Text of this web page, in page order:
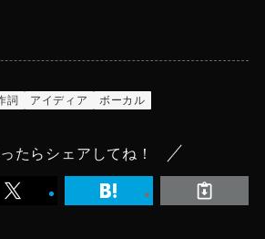
詞 アイディア ボーカル
たらシェアしてね！